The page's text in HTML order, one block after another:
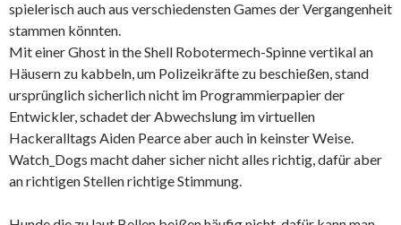
spielerisch auch aus verschiedensten Games der Vergangenheit
stammen könnten.
Mit einer Ghost in the Shell Robotermech-Spinne vertikal an
Häusern zu kabbeln, um Polizeikräfte zu beschießen, stand
ursprünglich sicherlich nicht im Programmierpapier der
Entwickler, schadet der Abwechslung im virtuellen
Hackeralltags Aiden Pearce aber auch in keinster Weise.
Watch_Dogs macht daher sicher nicht alles richtig, dafür aber
an richtigen Stellen richtige Stimmung.